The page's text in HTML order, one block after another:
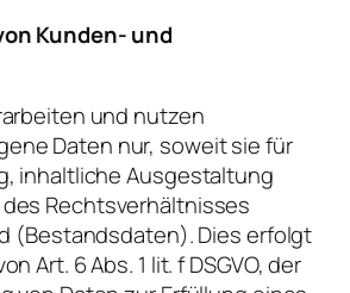
Kunden- und
und nutzen
Daten nur, soweit sie für
inhaltliche Ausgestaltung
Rechtsverhältnisses
(Bestandsdaten). Dies erfolgt
Art. 6 Abs. 1 lit. f DSGVO, der